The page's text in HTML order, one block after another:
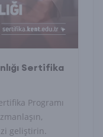
Sertifika
Programı
geliştirin.